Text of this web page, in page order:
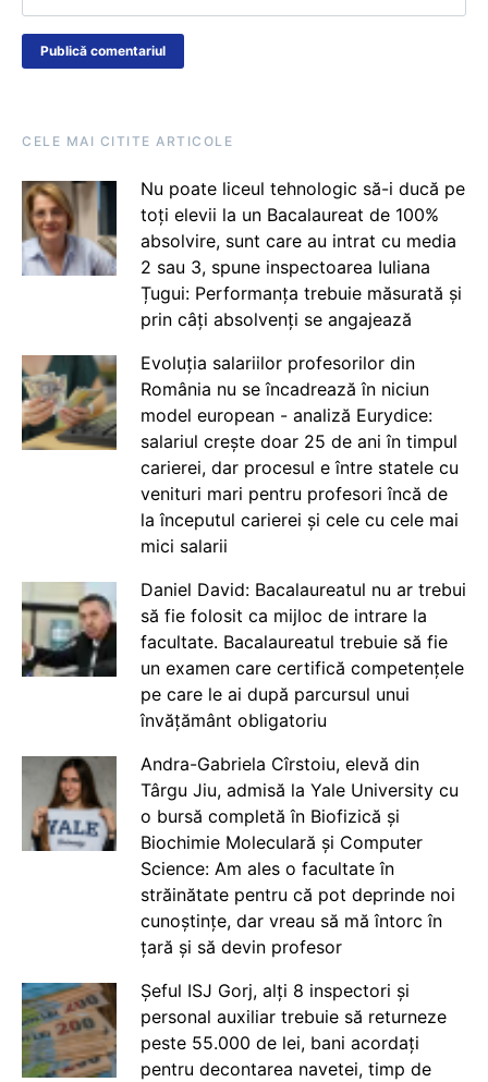
CELE MAI CITITE ARTICOLE
Nu poate liceul tehnologic să-i ducă pe
toți elevii la un Bacalaureat de 100%
absolvire, sunt care au intrat cu media
2 sau 3, spune inspectoarea Iuliana
Țugui: Performanța trebuie măsurată și
prin câți absolvenți se angajează
Evoluția salariilor profesorilor din
România nu se încadrează în niciun
model european - analiză Eurydice:
salariul crește doar 25 de ani în timpul
carierei, dar procesul e între statele cu
venituri mari pentru profesori încă de
la începutul carierei și cele cu cele mai
mici salarii
Daniel David: Bacalaureatul nu ar trebui
să fie folosit ca mijloc de intrare la
facultate. Bacalaureatul trebuie să fie
un examen care certifică competențele
pe care le ai după parcursul unui
învățământ obligatoriu
Andra-Gabriela Cîrstoiu, elevă din
Târgu Jiu, admisă la Yale University cu
o bursă completă în Biofizică și
Biochimie Moleculară și Computer
Science: Am ales o facultate în
străinătate pentru că pot deprinde noi
cunoștințe, dar vreau să mă întorc în
țară și să devin profesor
Șeful ISJ Gorj, alți 8 inspectori și
personal auxiliar trebuie să returneze
peste 55.000 de lei, bani acordați
pentru decontarea navetei, timp de